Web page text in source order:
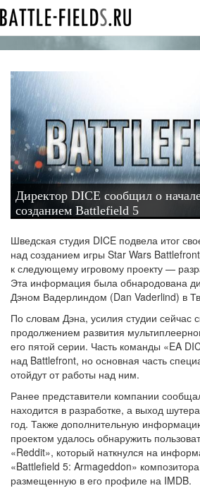
Директор DICE сообщил о
созданием Battlefield 5
Шведская студия DICE подвела итог
над созданием игры Star Wars
к следующему игровому проекту —
Эта информация была обнародована
Дэном Вадерлиндом (Dan Vaderlind) в
По словам Дэна, усилия студии сейчас
продолжением развития
его пятой серии. Часть команды «EA
над Battlefront, но основная часть
отойдут от работы над ним.
Ранее представители компании
находится в разработке, а выход
год. Также дополнительную
проектом удалось обнаружить
«Reddit», который наткнулся на
«Battlefield 5: Armageddon»
размещенную в его профиле на IMDB.